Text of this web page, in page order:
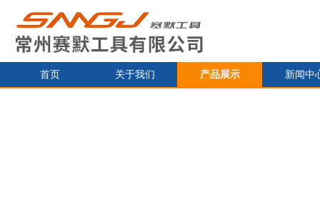
首页 关于我们 产品展示 新闻中